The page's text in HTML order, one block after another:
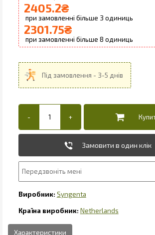
2405.2₴
3
2301.75₴
8
Замовити в один клік
Syngenta
Netherlands